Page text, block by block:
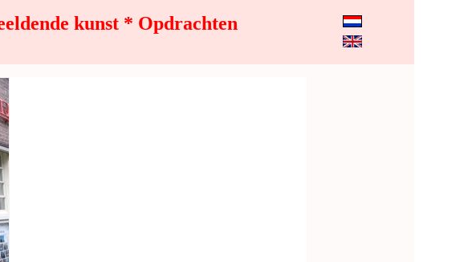
kunst * Opdrachten